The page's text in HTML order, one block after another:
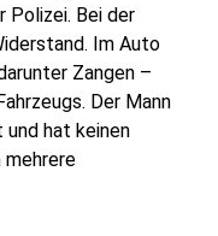
Polizei. Bei der
Im Auto
Zangen –
Der Mann
hat keinen
mehrere